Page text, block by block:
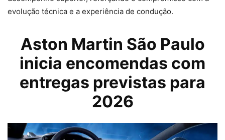
evolução técnica e a experiência de condução.
Aston Martin São Paulo
inicia encomendas com
entregas previstas para
2026